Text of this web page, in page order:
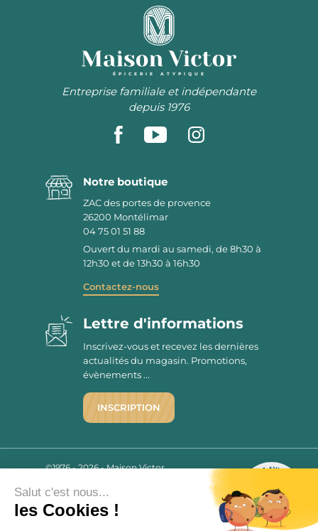
ÉPICERIE ATYPIQUE
Entreprise familiale et indépendante
depuis 1976
Notre boutique
ZAC des portes de provence
26200 Montélimar
04 75 01 51 88
Ouvert du mardi au samedi, de 8h30 à
12h30 et de 13h30 à 16h30
Contactez-nous
2780 AVIS
9.7/10
Lettre d'informations
Inscrivez-vous et recevez les dernières
actualités du magasin. Promotions,
évènements ...
INSCRIPTION
©1976 - 2026 - Maison Victor
Mentions légales
C.G.V.
Salut c'est nous...
les Cookies !